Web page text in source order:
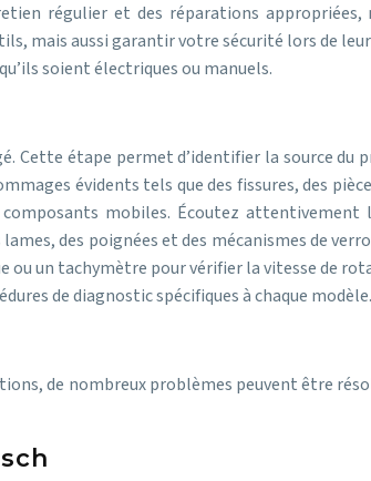
régulier et des réparations
mais aussi garantir votre sécurité lors de
soient électriques ou manuels.
Cette étape permet d’identifier la source du
évidents tels que des fissures, des
mobiles. Écoutez
des poignées et des mécanismes de
un tachymètre pour vérifier la vitesse de
de diagnostic spécifiques à chaque modèle.
de nombreux problèmes peuvent être